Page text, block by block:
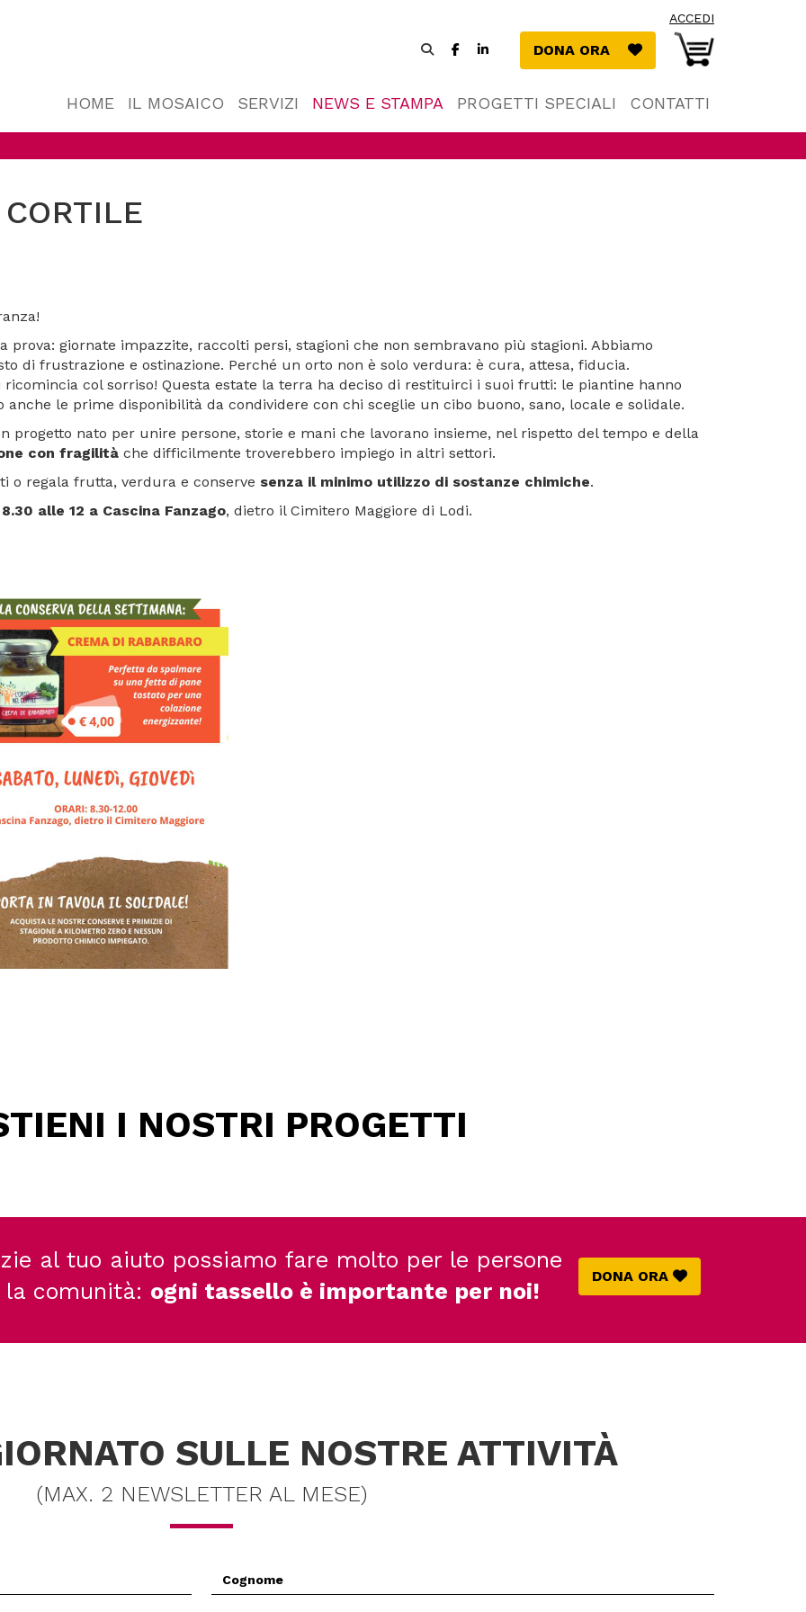
ACCEDI
Facebook
una
nuova
(si
una
nuova
DONA ORA DONA ORA
HOME IL MOSAICO SERVIZI NEWS E STAMPA PROGETTI SPECIALI CONTATTI
giornate impazzite, raccolti persi, stagioni che non sembravano più stagioni. Abbiamo
di frustrazione e ostinazione. Perché un orto non è solo verdura: è cura, attesa, fiducia.
ricomincia col sorriso! Questa estate la terra ha deciso di restituirci i suoi frutti: le piantine hanno
le prime disponibilità da condividere con chi sceglie un cibo buono, sano, locale e solidale.
progetto nato per unire persone, storie e mani che lavorano insieme, nel rispetto del tempo e della
con fragilità che difficilmente troverebbero impiego in altri settori.
o regala frutta, verdura e conserve senza il minimo utilizzo di sostanze chimiche.
alle 12 a Cascina Fanzago, dietro il Cimitero Maggiore di Lodi.
I NOSTRI PROGETTI
al tuo aiuto possiamo fare molto per le persone
la comunità: ogni tassello è importante per noi!
DONA ORA
SULLE NOSTRE ATTIVITÀ
(MAX. 2 NEWSLETTER AL MESE)
Cognome
*